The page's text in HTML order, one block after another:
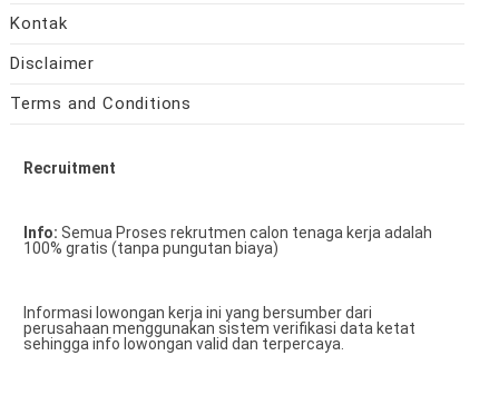
Kontak
Disclaimer
Terms and Conditions
Recruitment
Info: Semua Proses rekrutmen calon tenaga kerja adalah
100% gratis (tanpa pungutan biaya)
Informasi lowongan kerja ini yang bersumber dari
perusahaan menggunakan sistem verifikasi data ketat
sehingga info lowongan valid dan terpercaya.